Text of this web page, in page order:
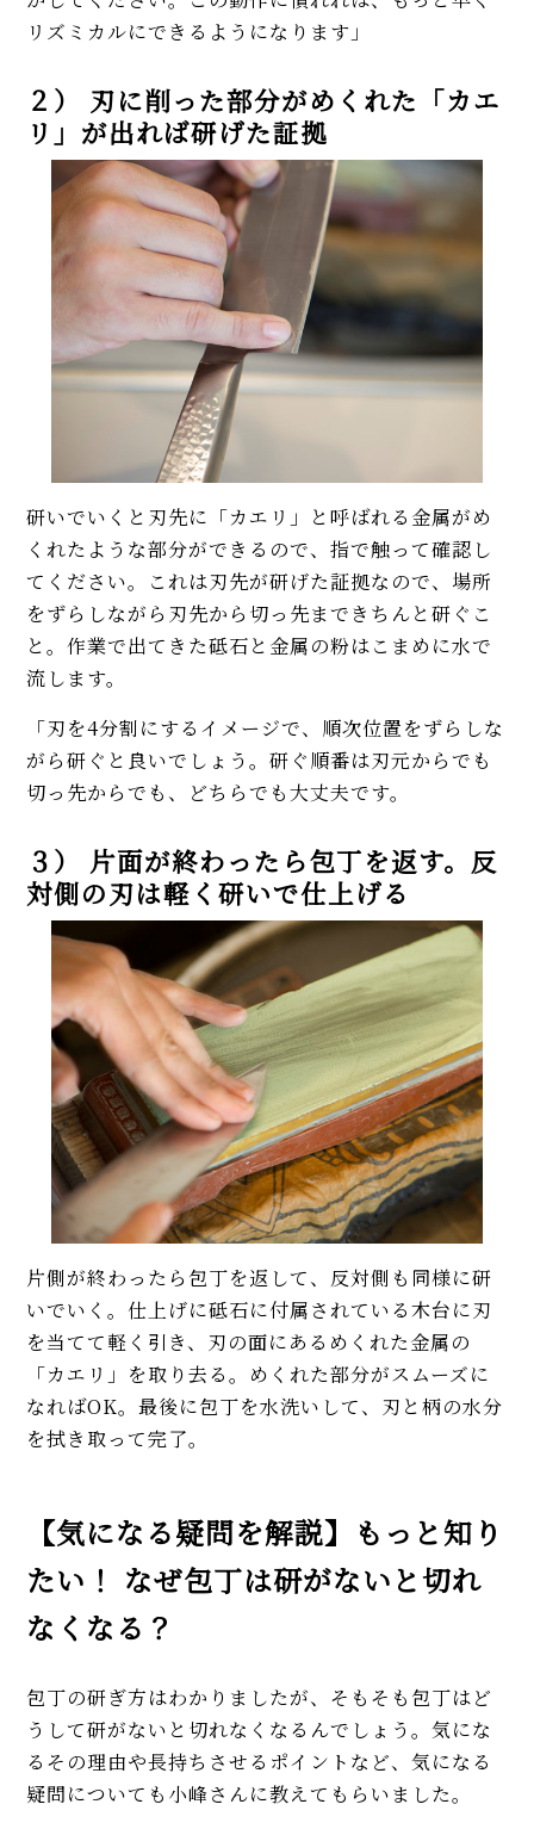
リズミカルにできるようになります」
２） 刃に削った部分がめくれた「カエ
リ」が出れば研げた証拠
研いでいくと刃先に「カエリ」と呼ばれる金属がめ
くれたような部分ができるので、指で触って確認し
てください。これは刃先が研げた証拠なので、場所
をずらしながら刃先から切っ先まできちんと研ぐこ
と。作業で出てきた砥石と金属の粉はこまめに水で
流します。
「刃を4分割にするイメージで、順次位置をずらしな
がら研ぐと良いでしょう。研ぐ順番は刃元からでも
切っ先からでも、どちらでも大丈夫です。
３） 片面が終わったら包丁を返す。反
対側の刃は軽く研いで仕上げる
片側が終わったら包丁を返して、反対側も同様に研
いでいく。仕上げに砥石に付属されている木台に刃
を当てて軽く引き、刃の面にあるめくれた金属の
「カエリ」を取り去る。めくれた部分がスムーズに
なればOK。最後に包丁を水洗いして、刃と柄の水分
を拭き取って完了。
【気になる疑問を解説】もっと知り
たい！ なぜ包丁は研がないと切れ
なくなる？
包丁の研ぎ方はわかりましたが、そもそも包丁はど
うして研がないと切れなくなるんでしょう。気にな
るその理由や長持ちさせるポイントなど、気になる
疑問についても小峰さんに教えてもらいました。